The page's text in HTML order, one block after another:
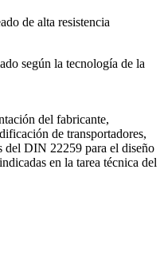
de alta resistencia
según la tecnología de la
del fabricante,
de transportadores,
del DIN 22259 para el diseño
en la tarea técnica del